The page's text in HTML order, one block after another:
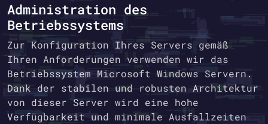
Administration des
Betriebssystems
Zur Konfiguration Ihres Servers gemäß
Ihren Anforderungen verwenden wir das
Betriebssystem Microsoft Windows Servern.
Dank der stabilen und robusten Architektur
von dieser Server wird eine hohe
Verfügbarkeit und minimale Ausfallzeiten